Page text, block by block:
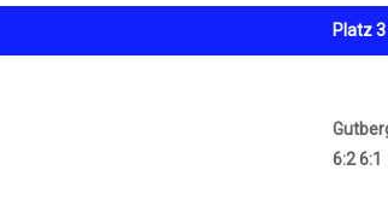
Platz 3
6:2 6:1